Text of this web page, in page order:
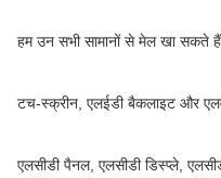
हम उन सभी सामानों से मेल खा सकते हैं
टच-स्क्रीन, एलईडी बैकलाइट और
एलसीडी पैनल, एलसीडी डिस्प्ले,